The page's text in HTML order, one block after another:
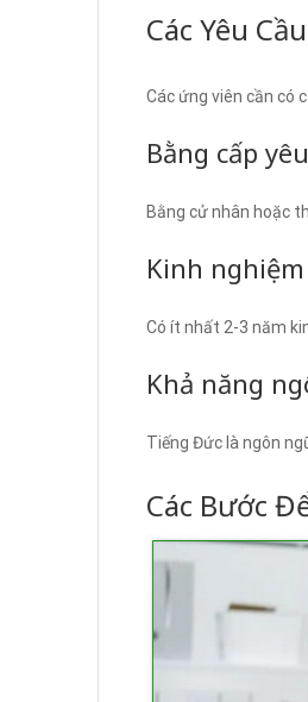
Các Yêu
Các ứng viên cần có
Bằng cấp
Bằng cử nhân hoặc
Kinh
Có ít nhất 2-3 năm
Khả năng
Tiếng Đức là ngôn
Các Bước